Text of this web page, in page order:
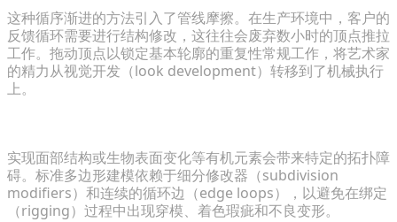
这种循序渐进的方法引入了管线摩擦。在生产环境中，客户的
反馈循环需要进行结构修改，这往往会废弃数小时的顶点推拉
工作。拖动顶点以锁定基本轮廓的重复性常规工作，将艺术家
的精力从视觉开发（look development）转移到了机械执行
上。
实现面部结构或生物表面变化等有机元素会带来特定的拓扑障
碍。标准多边形建模依赖于细分修改器（subdivision
modifiers）和连续的循环边（edge loops），以避免在绑定
（rigging）过程中出现穿模、着色瑕疵和不良变形。